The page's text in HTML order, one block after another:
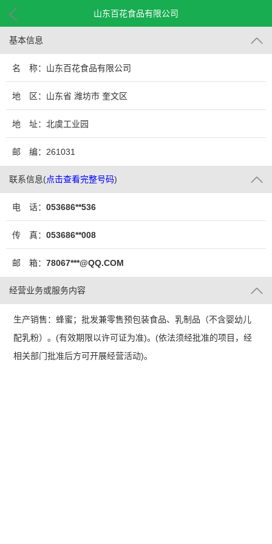
山东百花食品有限公司
基本信息
名 称：山东百花食品有限公司
地 区：山东省 潍坊市 奎文区
地 址：北虞工业园
邮 编：261031
联系信息(点击查看完整号码)
电 话： 053686**536
传 真： 053686**008
邮 箱： 78067***@QQ.COM
经营业务或服务内容
生产销售：蜂蜜；批发兼零售预包装食品、乳制品（不含婴幼儿
配乳粉）。(有效期限以许可证为准)。(依法须经批准的项目，经
相关部门批准后方可开展经营活动)。